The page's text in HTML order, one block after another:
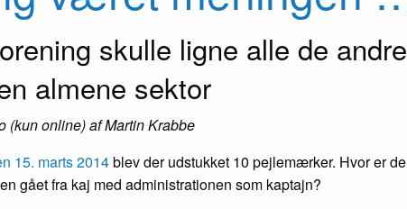
skulle ligne alle de andre
almene sektor
(kun online) af Martin Krabbe
15. marts 2014blev der udstukket 10 pejlemærker. Hvor er
gået fra kaj med administrationen som kaptajn?